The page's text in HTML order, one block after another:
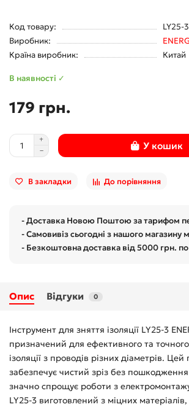
Код товару:
LY25-3
Виробник:
Країна виробник:
Китай
В наявності ✓
179 грн.
У кошик
В закладки До порівняння
- Доставка Новою Поштою за тарифом
- Самовивіз сьогодні з нашого магазину
- Безкоштовна доставка від 5000 грн.
Опис Відгуки 0
Інструмент для зняття ізоляції LY25-3
призначений для ефективного та
ізоляції з проводів різних діаметрів. Цей
забезпечує чистий зріз без
значно спрощує роботи з
LY25-3 виготовлений з міцних